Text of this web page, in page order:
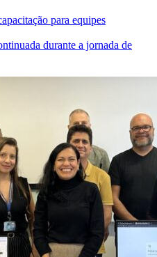
para equipes
durante a jornada de